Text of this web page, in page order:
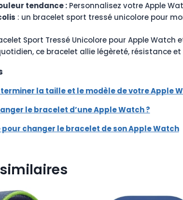
tendance :Personnalisez votre Apple
: un bracelet sport tressé unicolore pour
Sport Tressé Unicolore pour Apple
ce bracelet allie légèreté, résistance
la taille et le modèle de votre Apple
le bracelet d’une Apple Watch ?
changer le bracelet de son Apple Watch